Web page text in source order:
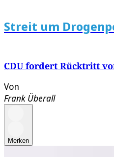
Streit um
CDU fordert Rücktritt
Von
Frank Überall
Merken